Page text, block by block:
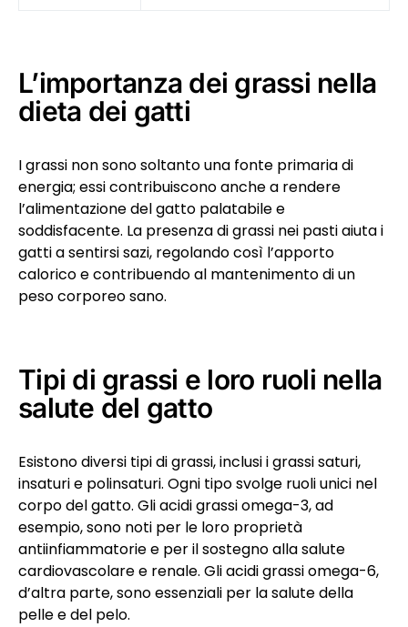
L’importanza dei grassi nella
dieta dei gatti
I grassi non sono soltanto una fonte primaria di
energia; essi contribuiscono anche a rendere
l’alimentazione del gatto palatabile e
soddisfacente. La presenza di grassi nei pasti aiuta i
gatti a sentirsi sazi, regolando così l’apporto
calorico e contribuendo al mantenimento di un
peso corporeo sano.
Tipi di grassi e loro ruoli nella
salute del gatto
Esistono diversi tipi di grassi, inclusi i grassi saturi,
insaturi e polinsaturi. Ogni tipo svolge ruoli unici nel
corpo del gatto. Gli acidi grassi omega-3, ad
esempio, sono noti per le loro proprietà
antiinfiammatorie e per il sostegno alla salute
cardiovascolare e renale. Gli acidi grassi omega-6,
d’altra parte, sono essenziali per la salute della
pelle e del pelo.